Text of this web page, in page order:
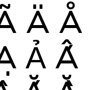
Ä Å
Ả Ấ